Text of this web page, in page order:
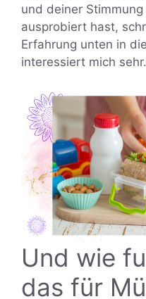
und deiner
ausprobiert hast,
Erfahrung unten in
interessiert mich sehr.
Und wie
das für